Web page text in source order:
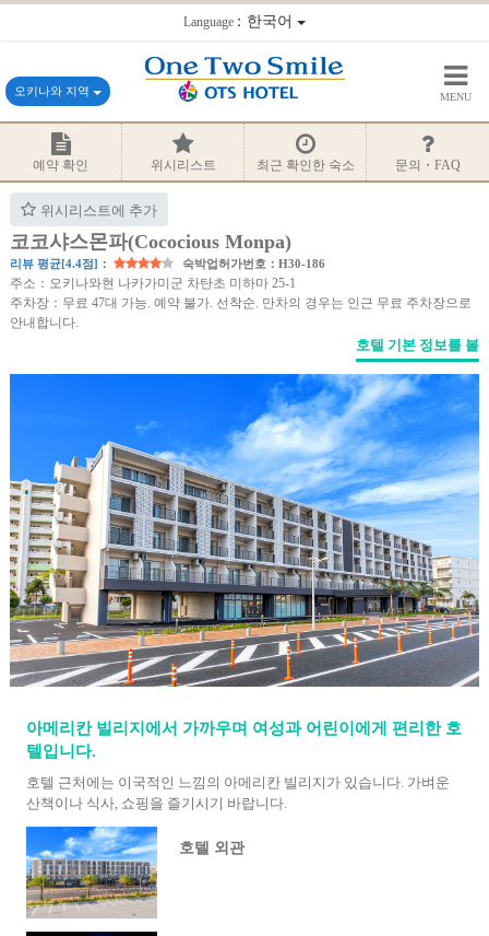
Language：한국어
오키나와 지역 MENU
예약 확인 위시리스트 최근 확인한 숙소 문의・FAQ
위시리스트에 추가
코코샤스몬파(Cococious Monpa)
리뷰 평균[4.4점]： 숙박업허가번호：H30-186
주소：오키나와현 나카가미군 차탄초 미하마 25-1
주차장：무료 47대 가능. 예약 불가. 선착순. 만차의 경우는 인근 무료 주차장으로
안내합니다.
호텔 기본 정보를 볼
아메리칸 빌리지에서 가까우며 여성과 어린이에게 편리한 호
텔입니다.
호텔 근처에는 이국적인 느낌의 아메리칸 빌리지가 있습니다. 가벼운
산책이나 식사, 쇼핑을 즐기시기 바랍니다.
호텔 외관